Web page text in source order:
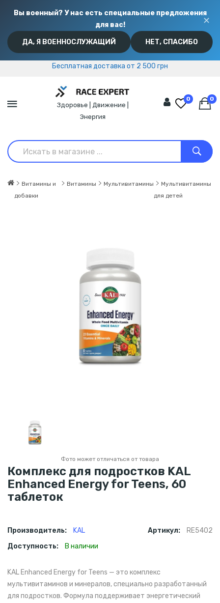
Вы военный? У нас есть специальные предложения
для вас!
ДА, Я ВОЕННОСЛУЖАЩИЙ НЕТ, СПАСИБО
✕
Бесплатная доставка от 2 500 грн
Бесплатная доставка от 2 500 грн
Здоровье | Движение |
Энергия
0 0
Витамины и
добавки
Витамины Мультивитамины
Мультивитамины
для детей
Фото может отличаться от товара
Комплекс для подростков KAL
Enhanced Energy for Teens, 60
таблеток
Производитель: KAL Артикул:
RE5402
Доступность:
В наличии
KAL Enhanced Energy for Teens — это комплекс
мультивитаминов и минералов, специально разработанный
для подростков. Формула поддерживает энергетический